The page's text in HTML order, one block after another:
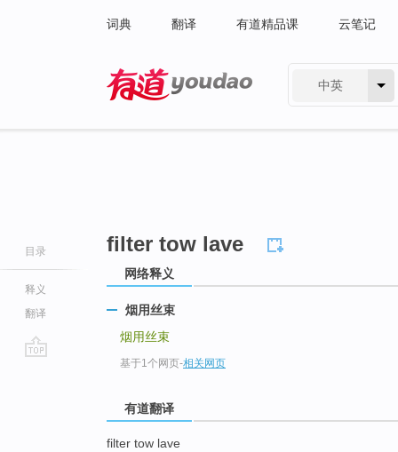
词典 翻译 有道精品课 云笔记
中英
目录
释义
翻译
filter tow lave
网络释义
烟用丝束
烟用丝束
基于1个网页-相关网页
有道翻译
filter tow lave